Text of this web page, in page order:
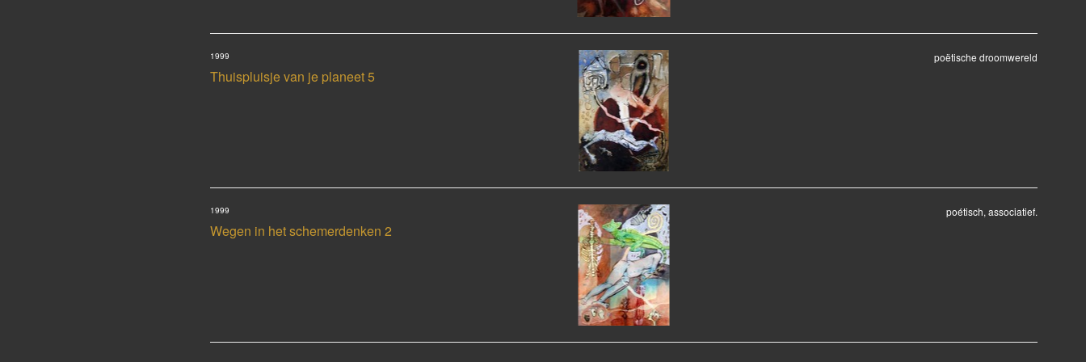
Thuispluisje van je planeet 5
1999 poëtische droomwereld
Wegen in het schemerdenken 2
1999 poétisch, associatief.